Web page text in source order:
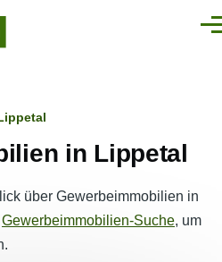
in Lippetal
über Gewerbeimmobilien in
Gewerbeimmobilien-Suche, um